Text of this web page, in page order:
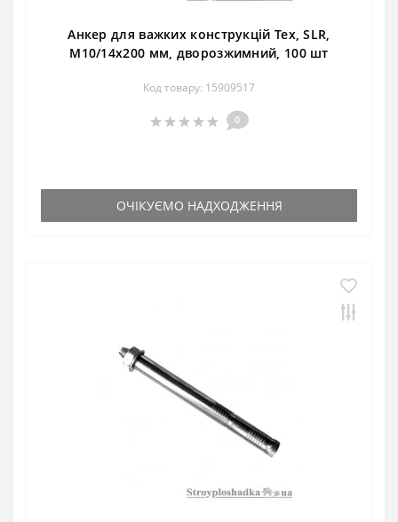
Анкер для важких конструкцій Тех, SLR,
М10/14х200 мм, дворозжимний, 100 шт
Код товару: 15909517
0
ОЧІКУЄМО НАДХОДЖЕННЯ